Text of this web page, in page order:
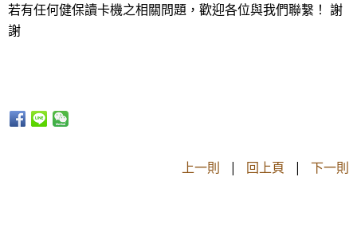
若有任何健保讀卡機之相關問題，歡迎各位與我們聯繫！ 謝
謝
上一則 | 回上頁 | 下一則